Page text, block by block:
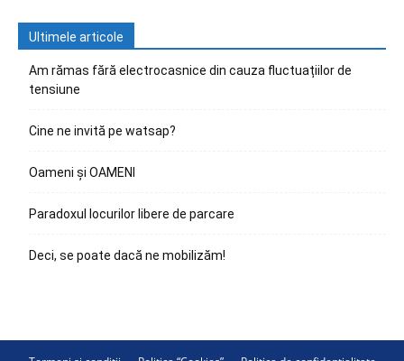
Ultimele articole
Am rămas fără electrocasnice din cauza fluctuațiilor de
tensiune
Cine ne invită pe watsap?
Oameni și OAMENI
Paradoxul locurilor libere de parcare
Deci, se poate dacă ne mobilizăm!